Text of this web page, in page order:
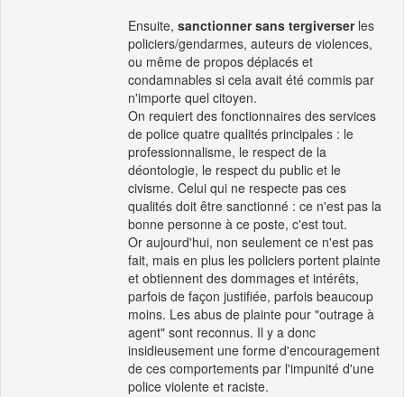
Ensuite, sanctionner sans tergiverserles
policiers/gendarmes, auteurs de violences,
ou même de propos déplacés et
condamnables si cela avait été commis par
n'importe quel citoyen.
On requiert des fonctionnaires des services
de police quatre qualités principales : le
professionnalisme, le respect de la
déontologie, le respect du public et le
civisme. Celui qui ne respecte pas ces
qualités doit être sanctionné : ce n'est pas la
bonne personne à ce poste, c'est tout.
Or aujourd'hui, non seulement ce n'est pas
fait, mais en plus les policiers portent plainte
et obtiennent des dommages et intérêts,
parfois de façon justifiée, parfois beaucoup
moins. Les abus de plainte pour "outrage à
agent" sont reconnus. Il y a donc
insidieusement une forme d'encouragement
de ces comportements par l'impunité d'une
police violente et raciste.